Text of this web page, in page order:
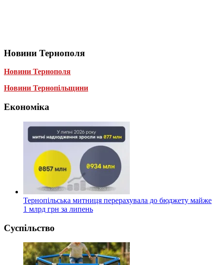
Новини Тернополя
Новини Тернополя
Новини Тернопільщини
Економіка
Тернопільська митниця перерахувала до бюджету майже
1 млрд грн за липень
Суспільство